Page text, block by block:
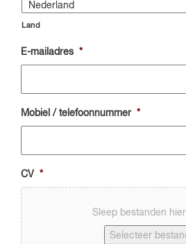
Land
E-mailadres *
Mobiel / telefoonnummer *
CV *
Sleep bestanden
Selecteer